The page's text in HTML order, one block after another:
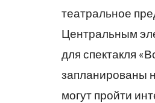
театральное
Центральным
для спектакля
запланированы
могут пройти